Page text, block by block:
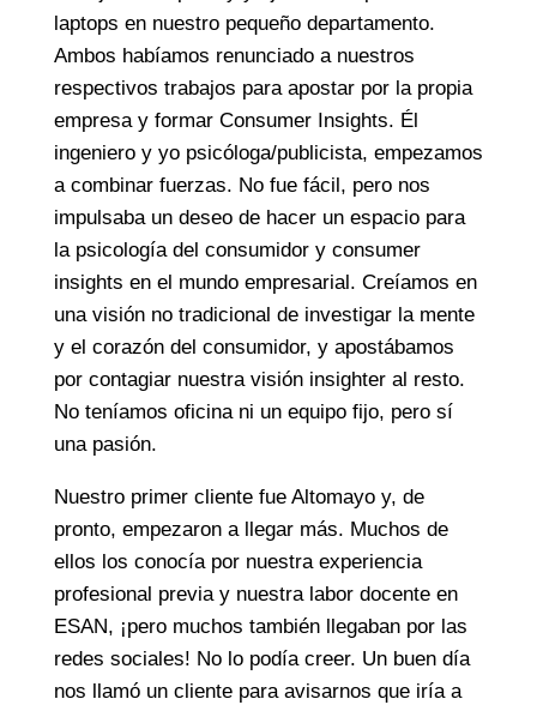
laptops en nuestro pequeño departamento.
Ambos habíamos renunciado a nuestros
respectivos trabajos para apostar por la propia
empresa y formar Consumer Insights. Él
ingeniero y yo psicóloga/publicista, empezamos
a combinar fuerzas. No fue fácil, pero nos
impulsaba un deseo de hacer un espacio para
la psicología del consumidor y consumer
insights en el mundo empresarial. Creíamos en
una visión no tradicional de investigar la mente
y el corazón del consumidor, y apostábamos
por contagiar nuestra visión insighter al resto.
No teníamos oficina ni un equipo fijo, pero sí
una pasión.
Nuestro primer cliente fue Altomayo y, de
pronto, empezaron a llegar más. Muchos de
ellos los conocía por nuestra experiencia
profesional previa y nuestra labor docente en
ESAN, ¡pero muchos también llegaban por las
redes sociales! No lo podía creer. Un buen día
nos llamó un cliente para avisarnos que iría a